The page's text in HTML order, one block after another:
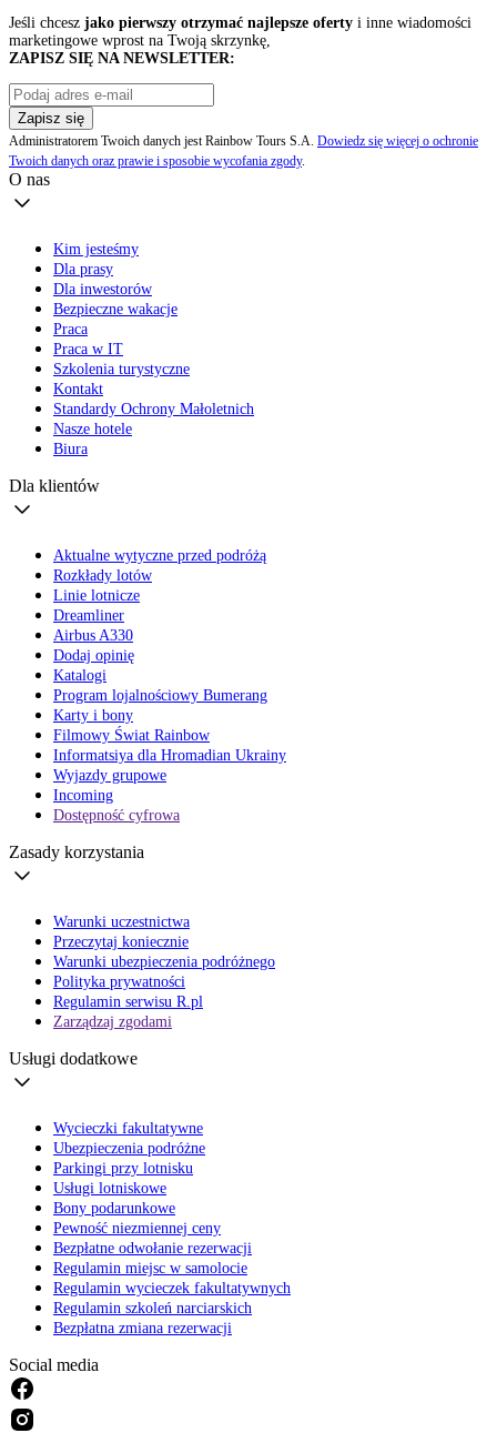
Jeśli chcesz jako pierwszy otrzymać najlepsze oferty i inne wiadomości
marketingowe wprost na Twoją skrzynkę,
ZAPISZ SIĘ NA NEWSLETTER:
Zapisz się
Administratorem Twoich danych jest Rainbow Tours S.A. Dowiedz się więcej o ochronie
Twoich danych oraz prawie i sposobie wycofania zgody.
O nas
Kim jesteśmy
Dla prasy
Dla inwestorów
Bezpieczne wakacje
Praca
Praca w IT
Szkolenia turystyczne
Kontakt
Standardy Ochrony Małoletnich
Nasze hotele
Biura
Dla klientów
Aktualne wytyczne przed podróżą
Rozkłady lotów
Linie lotnicze
Dreamliner
Airbus A330
Dodaj opinię
Katalogi
Program lojalnościowy Bumerang
Karty i bony
Filmowy Świat Rainbow
Informatsiya dla Hromadian Ukrainy
Wyjazdy grupowe
Incoming
Dostępność cyfrowa
Zasady korzystania
Warunki uczestnictwa
Przeczytaj koniecznie
Warunki ubezpieczenia podróżnego
Polityka prywatności
Regulamin serwisu R.pl
Zarządzaj zgodami
Usługi dodatkowe
Wycieczki fakultatywne
Ubezpieczenia podróżne
Parkingi przy lotnisku
Usługi lotniskowe
Bony podarunkowe
Pewność niezmiennej ceny
Bezpłatne odwołanie rezerwacji
Regulamin miejsc w samolocie
Regulamin wycieczek fakultatywnych
Regulamin szkoleń narciarskich
Bezpłatna zmiana rezerwacji
Social media